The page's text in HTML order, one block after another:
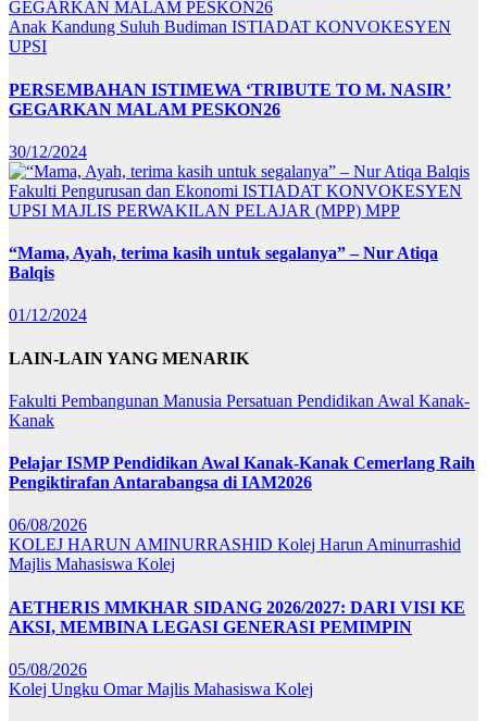
Anak Kandung Suluh Budiman ISTIADAT KONVOKESYEN
UPSI
PERSEMBAHAN ISTIMEWA ‘TRIBUTE TO M. NASIR’
GEGARKAN MALAM PESKON26
30/12/2024
Fakulti Pengurusan dan Ekonomi ISTIADAT KONVOKESYEN
UPSI MAJLIS PERWAKILAN PELAJAR (MPP) MPP
“Mama, Ayah, terima kasih untuk segalanya” – Nur Atiqa
Balqis
01/12/2024
LAIN-LAIN YANG MENARIK
Fakulti Pembangunan Manusia Persatuan Pendidikan Awal Kanak-
Kanak
Pelajar ISMP Pendidikan Awal Kanak-Kanak Cemerlang Raih
Pengiktirafan Antarabangsa di IAM2026
06/08/2026
KOLEJ HARUN AMINURRASHID Kolej Harun Aminurrashid
Majlis Mahasiswa Kolej
AETHERIS MMKHAR SIDANG 2026/2027: DARI VISI KE
AKSI, MEMBINA LEGASI GENERASI PEMIMPIN
05/08/2026
Kolej Ungku OmarMajlis Mahasiswa Kolej